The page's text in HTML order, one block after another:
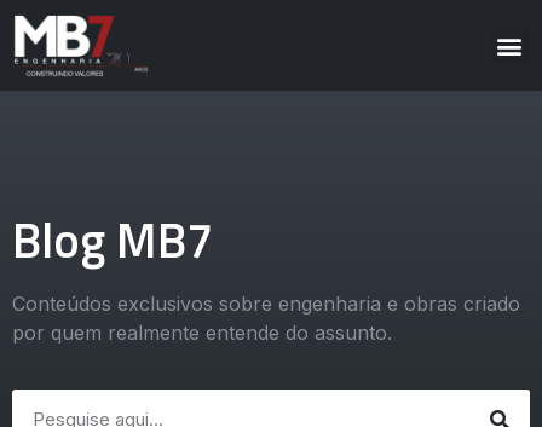
Blog MB7
Conteúdos exclusivos sobre engenharia e obras criado
por quem realmente entende do assunto.